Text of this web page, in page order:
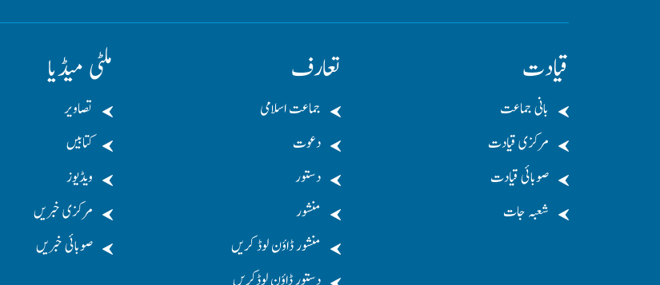
قیادت
بانی جماعت
مرکزی قیادت
صوبائی قیادت
شعبہ جات
تعارف
جماعت اسلامی
دعوت
دستور
منشور
منشور ڈاؤن لوڈ کریں
ملٹی میڈیا
تصاویر
کتابیں
ویڈیوز
مرکزی خبریں
صوبائی خبریں